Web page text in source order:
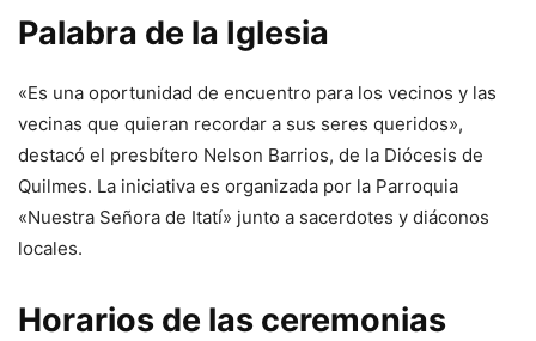
Palabra de la Iglesia
«Es una oportunidad de encuentro para los vecinos y las
vecinas que quieran recordar a sus seres queridos»,
destacó el presbítero Nelson Barrios, de la Diócesis de
Quilmes. La iniciativa es organizada por la Parroquia
«Nuestra Señora de Itatí» junto a sacerdotes y diáconos
locales.
Horarios de las ceremonias